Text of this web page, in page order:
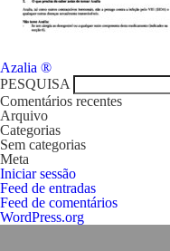
Navegação
de
artigos
Azalia ®
PESQUISA
Comentários recentes
Arquivo
Categorias
Sem categorias
Meta
Iniciar sessão
Feed de entradas
Feed de comentários
WordPress.org